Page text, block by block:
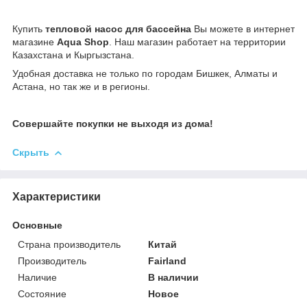
Купить тепловой насос для бассейна Вы можете в интернет
магазине Aqua Shop . Наш магазин работает на территории
Казахстана и Кыргызстана.
Удобная доставка не только по городам Бишкек, Алматы и
Астана, но так же и в регионы.
Совершайте покупки не выходя из дома!
Скрыть
Характеристики
Основные
Страна производитель
Китай
Производитель
Fairland
Наличие
В наличии
Состояние
Новое